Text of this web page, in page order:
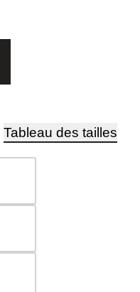
Tableau des tailles